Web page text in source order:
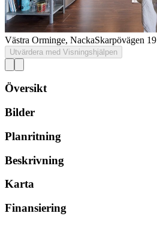
Västra Orminge, NackaSkarpövägen 19
Utvärdera med Visningshjälpen
Översikt
Bilder
Planritning
Beskrivning
Karta
Finansiering